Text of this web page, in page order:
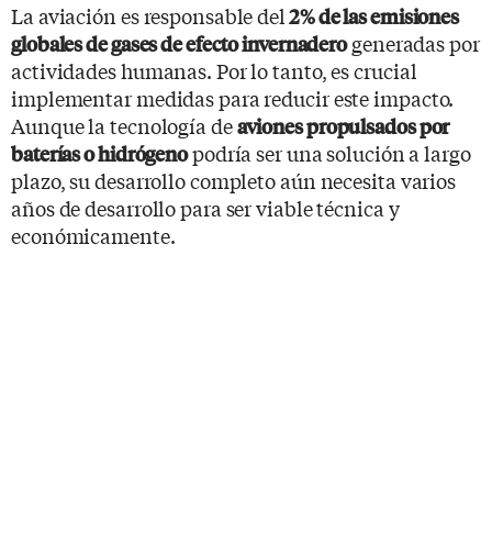
La aviación es responsable del 2% de las emisiones
globales de gases de efecto invernaderogeneradas por
actividades humanas. Por lo tanto, es crucial
implementar medidas para reducir este impacto.
Aunque la tecnología deaviones propulsados por
baterías o hidrógenopodría ser una solución a largo
plazo, su desarrollo completo aún necesita varios
años de desarrollo para ser viable técnica y
económicamente.